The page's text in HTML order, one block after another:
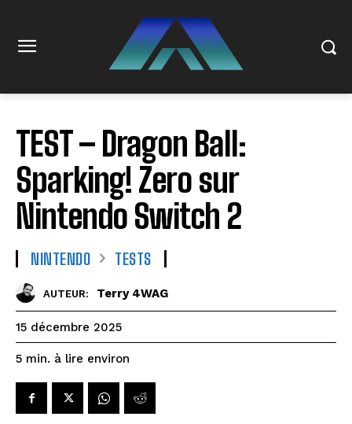
TEST – Dragon Ball:
Sparking! Zero sur
Nintendo Switch 2
NINTENDO TESTS
AUTEUR: Terry 4WAG
15 décembre 2025
5 min. à lire environ